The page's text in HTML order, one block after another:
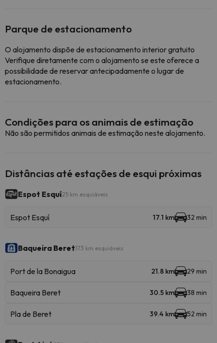
Parque de estacionamento
O alojamento dispõe de estacionamento interior gratuito
Verifique diretamente com o alojamento se este oferece a
possibilidade de reservar antecipadamente o lugar de
estacionamento.
Condições para os animais de estimação
Não são permitidos animais de estimação neste alojamento.
Distâncias até estações de esqui próximas
Espot Esquí25 km esquiáveis
Espot Esquí 17.1 km 32 min
Baqueira Beret173 km esquiáveis
Port de la Bonaigua 21.8 km 29 min
Baqueira Beret 30.5 km 38 min
Pla de Beret 39.4 km 52 min